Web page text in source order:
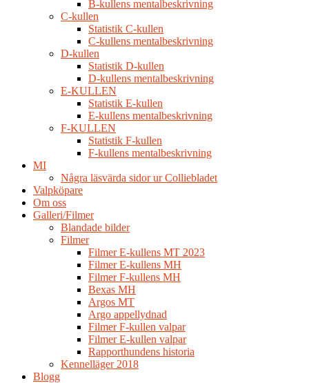
B-kullens mentalbeskrivning
C-kullen
Statistik C-kullen
C-kullens mentalbeskrivning
D-kullen
Statistik D-kullen
D-kullens mentalbeskrivning
E-KULLEN
Statistik E-kullen
E-kullens mentalbeskrivning
F-KULLEN
Statistik F-kullen
F-kullens mentalbeskrivning
MI
Några läsvärda sidor ur Colliebladet
Valpköpare
Om oss
Galleri/Filmer
Blandade bilder
Filmer
Filmer E-kullens MT 2023
Filmer E-kullens MH
Filmer F-kullens MH
Bexas MH
Argos MT
Argo appellydnad
Filmer F-kullen valpar
Filmer E-kullen valpar
Rapporthundens historia
Kennelläger 2018
Blogg